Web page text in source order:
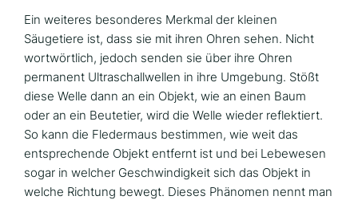
Ein weiteres besonderes Merkmal der kleinen
Säugetiere ist, dass sie mit ihren Ohren sehen. Nicht
wortwörtlich, jedoch senden sie über ihre Ohren
permanent Ultraschallwellen in ihre Umgebung. Stößt
diese Welle dann an ein Objekt, wie an einen Baum
oder an ein Beutetier, wird die Welle wieder reflektiert.
So kann die Fledermaus bestimmen, wie weit das
entsprechende Objekt entfernt ist und bei Lebewesen
sogar in welcher Geschwindigkeit sich das Objekt in
welche Richtung bewegt. Dieses Phänomen nennt man